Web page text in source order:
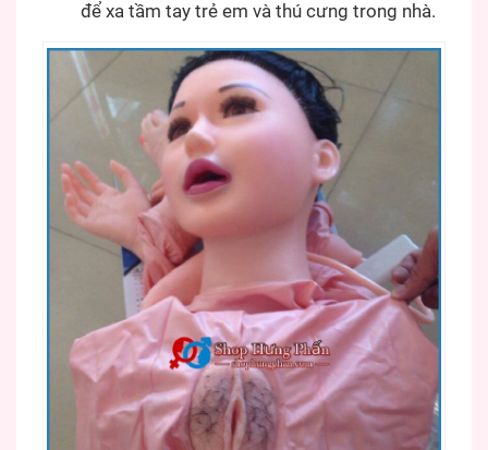
để xa tầm tay trẻ em và thú cưng trong nhà.